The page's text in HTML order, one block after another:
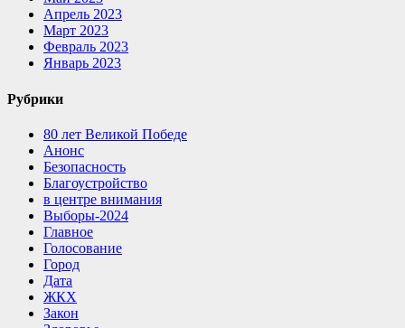
Апрель 2023
Март 2023
Февраль 2023
Январь 2023
Рубрики
80 лет Великой Победе
Анонс
Безопасность
Благоустройство
в центре внимания
Выборы-2024
Главное
Голосование
Город
Дата
ЖКХ
Закон